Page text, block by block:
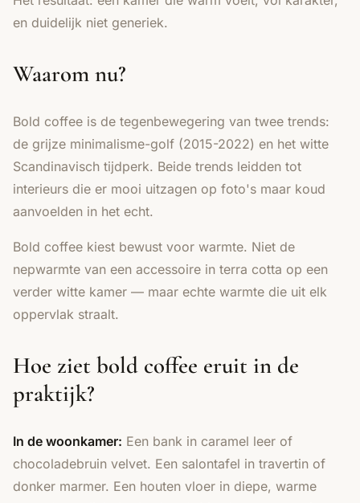
en duidelijk niet generiek.
Waarom nu?
Bold coffee is de tegenbewegering van twee trends:
de grijze minimalisme-golf (2015-2022) en het witte
Scandinavisch tijdperk. Beide trends leidden tot
interieurs die er mooi uitzagen op foto's maar koud
aanvoelden in het echt.
Bold coffee kiest bewust voor warmte. Niet de
nepwarmte van een accessoire in terra cotta op een
verder witte kamer — maar echte warmte die uit elk
oppervlak straalt.
Hoe ziet bold coffee eruit in de
praktijk?
In de woonkamer: Een bank in caramel leer of
chocoladebruin velvet. Een salontafel in travertin of
donker marmer. Een houten vloer in diepe, warme